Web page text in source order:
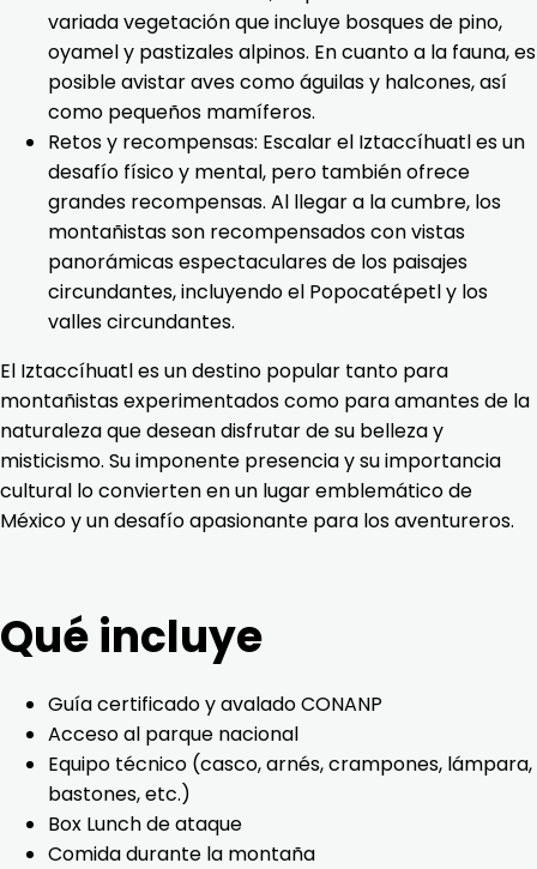
variada vegetación que incluye bosques de pino,
oyamel y pastizales alpinos. En cuanto a la fauna, es
posible avistar aves como águilas y halcones, así
como pequeños mamíferos.
Retos y recompensas: Escalar el Iztaccíhuatl es un
desafío físico y mental, pero también ofrece
grandes recompensas. Al llegar a la cumbre, los
montañistas son recompensados con vistas
panorámicas espectaculares de los paisajes
circundantes, incluyendo el Popocatépetl y los
valles circundantes.
El Iztaccíhuatl es un destino popular tanto para
montañistas experimentados como para amantes de la
naturaleza que desean disfrutar de su belleza y
misticismo. Su imponente presencia y su importancia
cultural lo convierten en un lugar emblemático de
México y un desafío apasionante para los aventureros.
Qué incluye
Guía certificado y avalado CONANP
Acceso al parque nacional
Equipo técnico (casco, arnés, crampones, lámpara,
bastones, etc.)
Box Lunch de ataque
Comida durante la montaña